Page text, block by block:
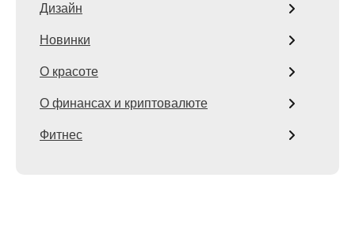
Дизайн
Новинки
О красоте
О финансах и криптовалюте
Фитнес